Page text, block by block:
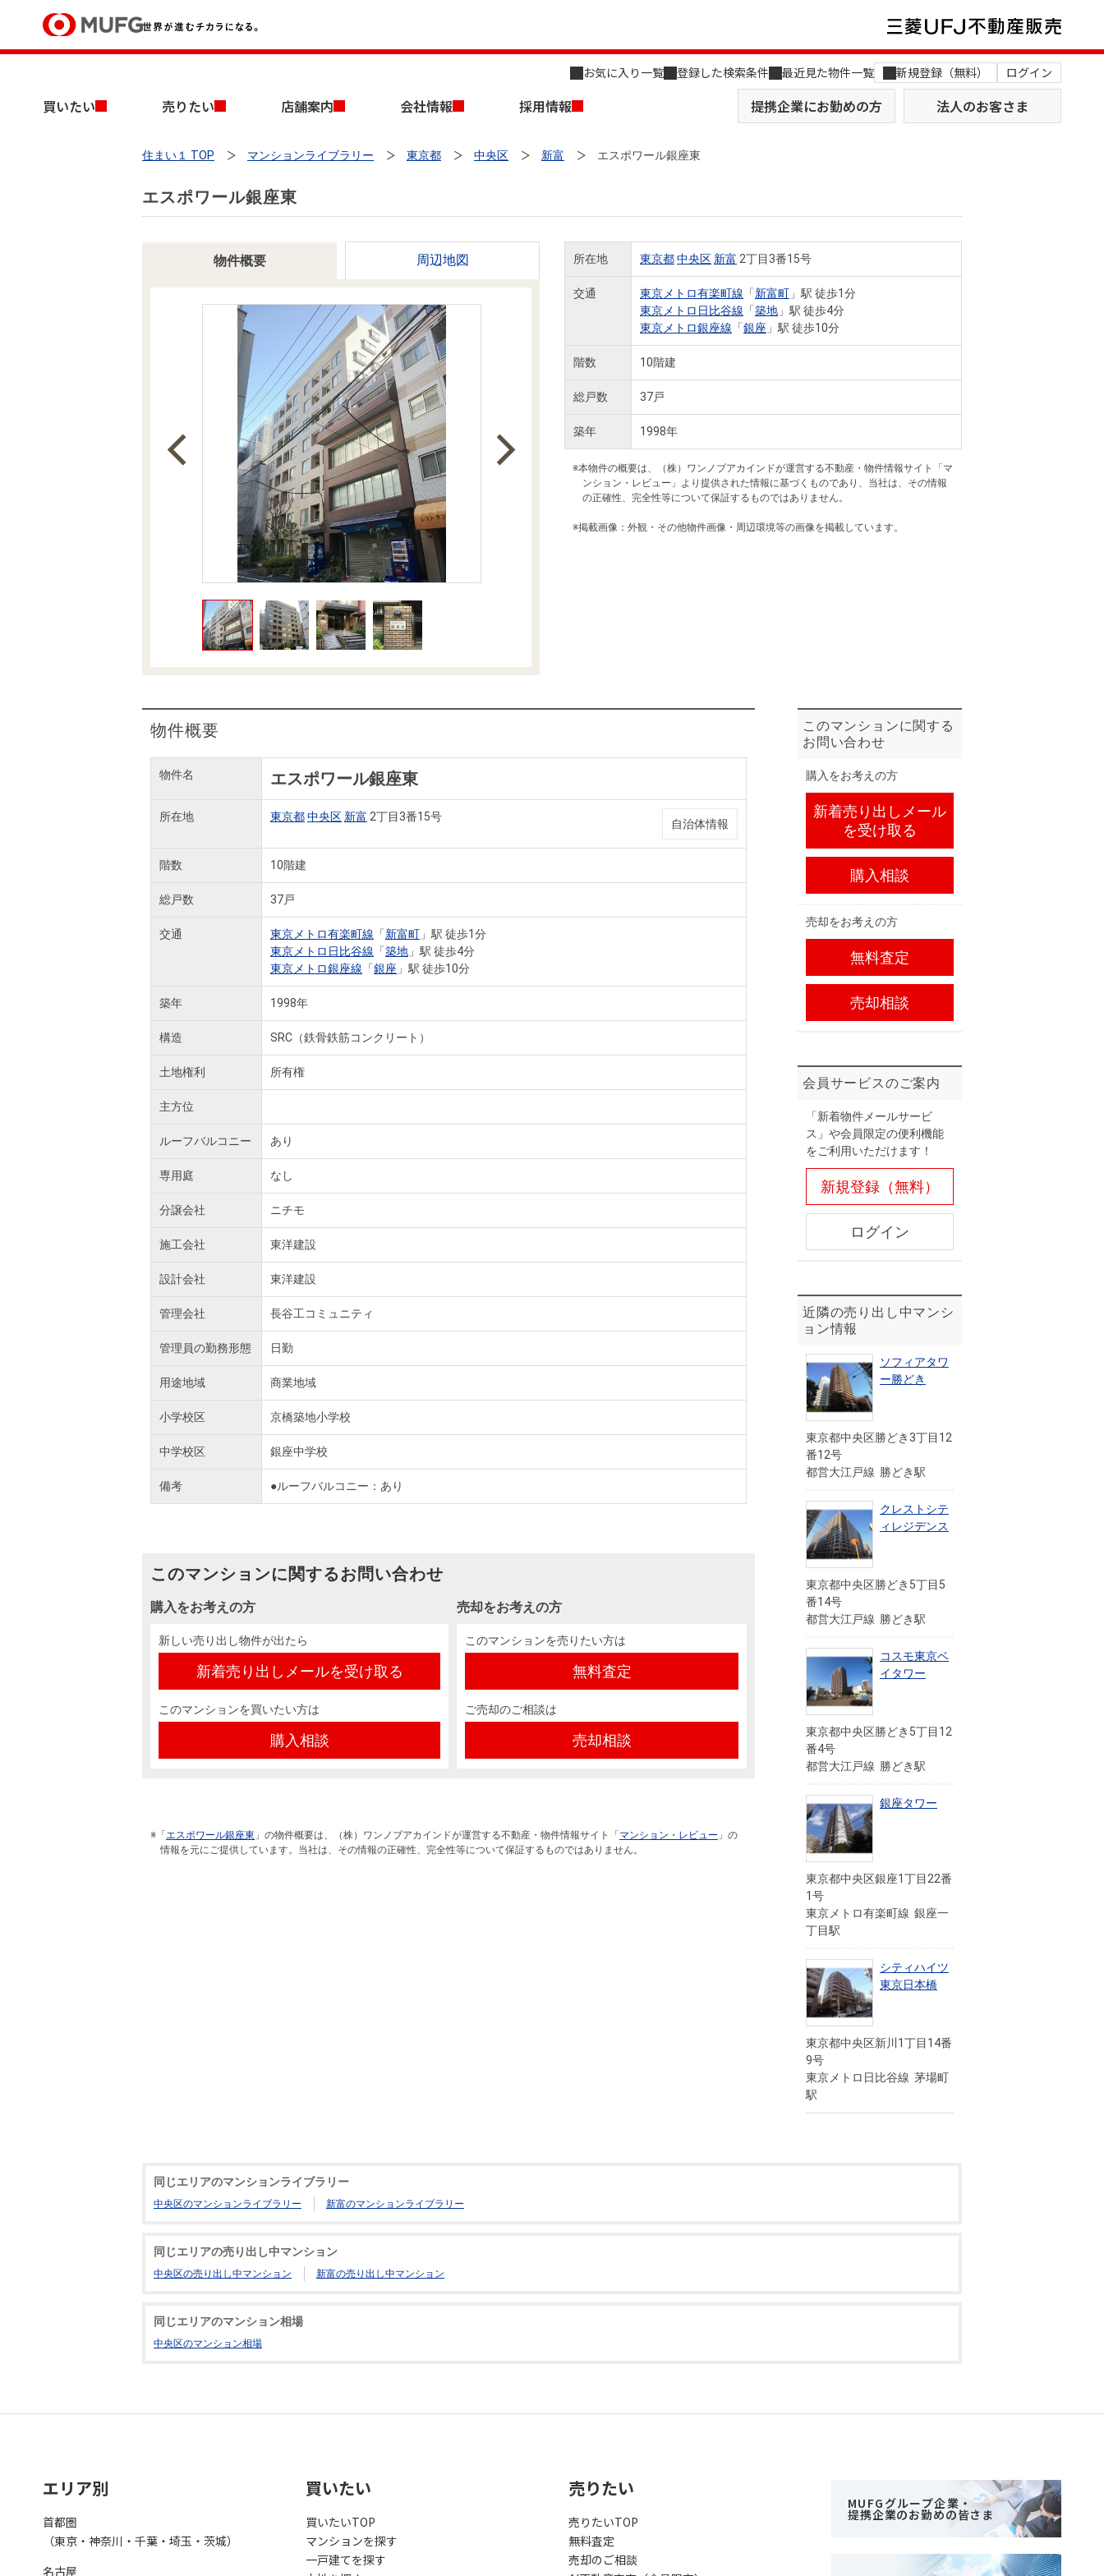
お気に入り一覧 登録した検索条件 最近見た物件一覧 新規登録（無料） ログイン
買いたい 売りたい 店舗案内 会社情報 採用情報 提携企業にお勤めの方 法人のお客さま
買いたいTOP
新築・中古一戸建てを探す 土地を探す
住宅ローンシミュレーション
住まいと暮らしの税金の本（電子ブック） 購入ガイド
売りたいTOP
AI不動産査定
売却時手取り金額試算
周辺相場検索
住まいと暮らしの税金の本（電子ブック） 売却ガイド
店舗案内TOP
店舗のご案内（名古屋） 店舗のご案内（関西）
会社情報TOP
会社概要 MUFG Way
組織図 役員一覧
本社地図
採用情報TOP
キャリア採用情報
売りたい
住まい１ TOP マンションライブラリー 東京都 中央区 新富 エスポワール銀座東
エスポワール銀座東
物件概要 周辺地図 所在地 東京都中央区 新富 2丁目3番15号
交通 東京メトロ有楽町線 「新富町 」駅 徒歩1分
東京メトロ日比谷線 「築地 」駅 徒歩4分
東京メトロ銀座線 「銀座 」駅 徒歩10分
階数 10階建
総戸数 37戸
築年 1998年
※本物件の概要は、（株）ワンノブアカインドが運営する不動産・物件情報サイト「マ
ンション・レビュー」より提供された情報に基づくものであり、当社は、その情報
の正確性、完全性等について保証するものではありません。
※掲載画像：外観・その他物件画像・周辺環境等の画像を掲載しています。
物件概要
物件名 エスポワール銀座東
所在地 東京都中央区 新富 2丁目3番15号
自治体情報
階数 10階建
総戸数 37戸
交通 東京メトロ有楽町線 「新富町 」駅 徒歩1分
東京メトロ日比谷線 「築地 」駅 徒歩4分
東京メトロ銀座線 「銀座 」駅 徒歩10分
築年 1998年
構造 SRC（鉄骨鉄筋コンクリート）
土地権利 所有権
主方位
ルーフバルコニー あり
専用庭 なし
分譲会社 ニチモ
施工会社 東洋建設
設計会社 東洋建設
管理会社 長谷工コミュニティ
管理員の勤務形態 日勤
用途地域 商業地域
小学校区 京橋築地小学校
中学校区 銀座中学校
備考 ●ルーフバルコニー：あり
このマンションに関するお問い合わせ
購入をお考えの方
新しい売り出し物件が出たら
新着売り出しメールを受け取る
このマンションを買いたい方は
購入相談
売却をお考えの方
このマンションを売りたい方は
無料査定
ご売却のご相談は
売却相談
※「 エスポワール銀座東 」の物件概要は、（株）ワンノブアカインドが運営する不動産・物件情報サイト「 マンション・レビュー 」の
情報を元にご提供しています。当社は、その情報の正確性、完全性等について保証するものではありません。
このマンションに関する
お問い合わせ
購入をお考えの方
新着売り出しメール
を受け取る
購入相談
売却をお考えの方
無料査定
売却相談
会員サービスのご案内
「新着物件メールサービ
ス」や会員限定の便利機能
をご利用いただけます！
新規登録（無料）
ログイン
近隣の売り出し中マンシ
ョン情報
ソフィアタワ
ー勝どき
東京都中央区勝どき3丁目12
番12号
都営大江戸線 勝どき駅
クレストシテ
ィレジデンス
東京都中央区勝どき5丁目5
番14号
都営大江戸線 勝どき駅
コスモ東京ベ
イタワー
東京都中央区勝どき5丁目12
番4号
都営大江戸線 勝どき駅
銀座タワー
東京都中央区銀座1丁目22番
1号
東京メトロ有楽町線 銀座一
丁目駅
シティハイツ
東京日本橋
東京都中央区新川1丁目14番
9号
東京メトロ日比谷線 茅場町
駅
同じエリアのマンションライブラリー
中央区のマンションライブラリー 新富のマンションライブラリー
同じエリアの売り出し中マンション
中央区の売り出し中マンション 新富の売り出し中マンション
同じエリアのマンション相場
中央区のマンション相場
エリア別
首都圏
（東京・神奈川・千葉・埼玉・茨城）
名古屋
買いたい
買いたいTOP
マンションを探す
一戸建てを探す
売りたい
売りたいTOP
無料査定
売却のご相談
MUFGグループ企業・
提携企業のお勤めの皆さま